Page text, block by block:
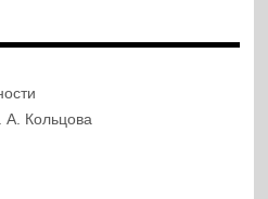
А. Кольцова